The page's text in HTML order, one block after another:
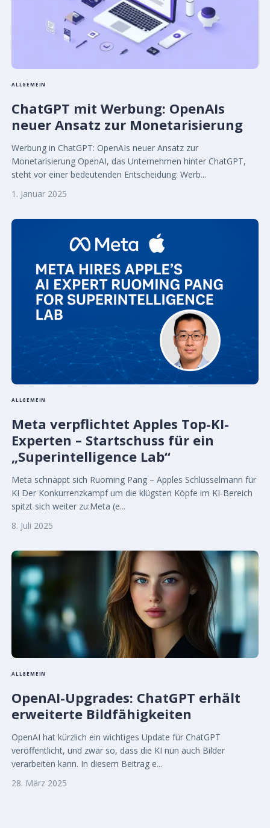
ALLGEMEIN
ChatGPT mit Werbung: OpenAIs
neuer Ansatz zur Monetarisierung
Werbung in ChatGPT: OpenAIs neuer Ansatz zur
Monetarisierung OpenAI, das Unternehmen hinter ChatGPT,
steht vor einer bedeutenden Entscheidung: Werb...
1. Januar 2025
ALLGEMEIN
Meta verpflichtet Apples Top-KI-
Experten – Startschuss für ein
„Superintelligence Lab“
Meta schnappt sich Ruoming Pang – Apples Schlüsselmann für
KI Der Konkurrenzkampf um die klügsten Köpfe im KI-Bereich
spitzt sich weiter zu:Meta (e...
8. Juli 2025
ALLGEMEIN
OpenAI-Upgrades: ChatGPT erhält
erweiterte Bildfähigkeiten
OpenAI hat kürzlich ein wichtiges Update für ChatGPT
veröffentlicht, und zwar so, dass die KI nun auch Bilder
verarbeiten kann. In diesem Beitrag e...
28. März 2025